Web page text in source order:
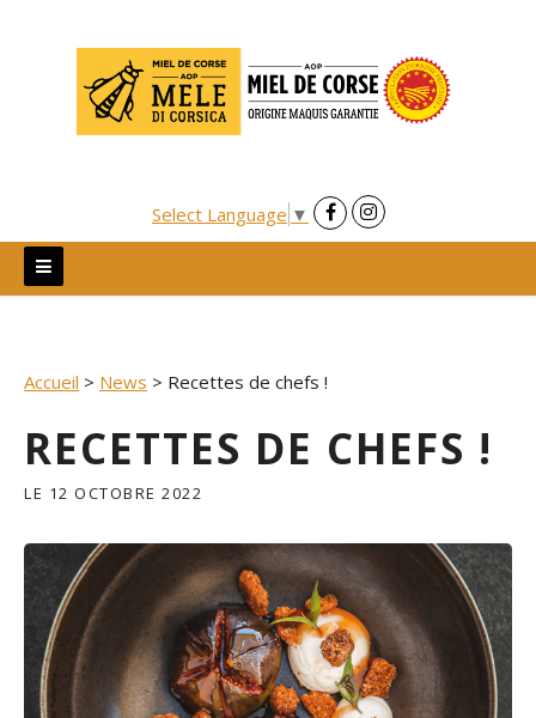
Select Language ▼
Accueil > News > Recettes de chefs !
RECETTES DE CHEFS !
LE 12 OCTOBRE 2022